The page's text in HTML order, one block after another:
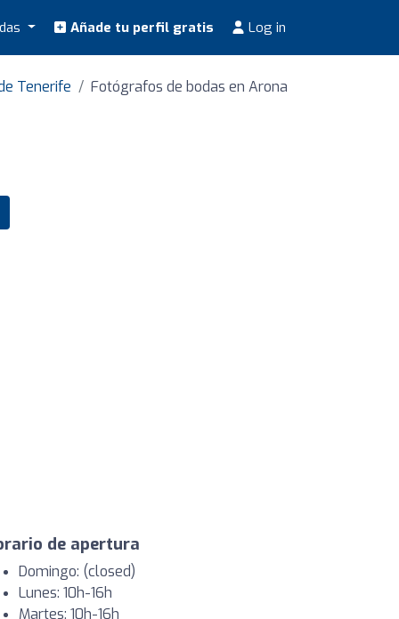
Añade tu perfil gratis Log in
Tenerife Fotógrafos de bodas en Arona
de apertura
Domingo: (closed)
Lunes: 10h-16h
Martes: 10h-16h